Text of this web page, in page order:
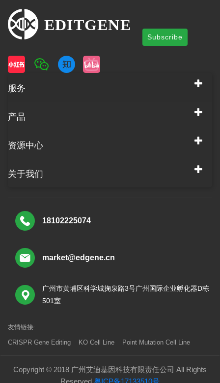
Subscribe
服务
产品
资源中心
关于我们
18102225074
market@edgene.cn
广州市黄埔区科学城掬泉路3号广州国际企业孵化器D栋
501室
友情链接:
CRISPR Gene Editing KO Cell Line Point Mutation Cell Line
Copyright © 2018 广州艾迪基因科技有限责任公司 All Rights
Reserved 粤ICP备17133510号